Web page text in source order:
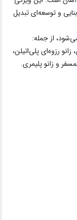
و توسعه‌ای تبدیل
از جمله:
درجه پلی‌اتیلن، زانو رزوه‌ای پلی‌اتیلن،